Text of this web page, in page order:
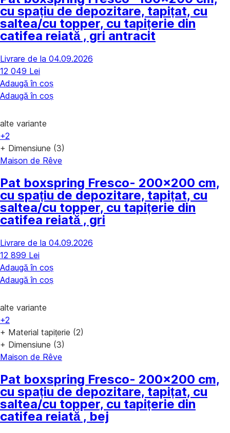
cu spațiu de depozitare, tapițat, cu
saltea/cu topper, cu tapițerie din
catifea reiată , gri antracit
Livrare de la 04.09.2026
12 049 Lei
Adaugă în coș
Adaugă în coș
alte variante
+2
+ Dimensiune (3)
Maison de Rêve
Pat boxspring Fresco- 200x200 cm,
cu spațiu de depozitare, tapițat, cu
saltea/cu topper, cu tapițerie din
catifea reiată , gri
Livrare de la 04.09.2026
12 899 Lei
Adaugă în coș
Adaugă în coș
alte variante
+2
+ Material tapițerie (2)
+ Dimensiune (3)
Maison de Rêve
Pat boxspring Fresco- 200x200 cm,
cu spațiu de depozitare, tapițat, cu
saltea/cu topper, cu tapițerie din
catifea reiată , bej